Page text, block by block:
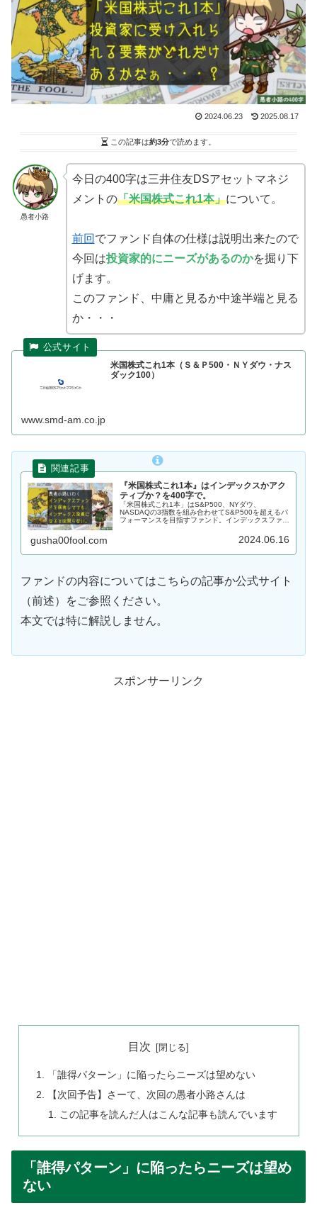
2024.06.23 2025.08.17
この記事は約3分で読めます。
愚者小路
今日の400字は三井住友DSアセットマネジ
メントの「米国株式これ1本」について。
前回 でファンド自体の仕様は説明出来たので
今回は投資家的にニーズがあるのかを掘り下
げます。
このファンド、中庸と見るか中途半端と見る
か・・・
米国株式これ1本（Ｓ＆Ｐ500・ＮＹダウ・ナス
ダック100）
www.smd-am.co.jp
『米国株式これ1本』はインデックスかアク
ティブか？を400字で。
「米国株式これ1本」はS&P500、NYダウ、
NASDAQの3指数を組み合わせてS&P500を超えるパ
フォーマンスを目指すファンド。インデックスファン
てはアクティブファンド。インデックスファンドでア
gusha00fool.com 2024.06.16
ファンドの内容についてはこちらの記事か公式サイト
（前述）をご参照ください。
本文では特に解説しません。
スポンサーリンク
目次
「誰得パターン」に陥ったらニーズは望めない
【次回予告】さーて、次回の愚者小路さんは
この記事を読んだ人はこんな記事も読んでいます
「誰得パターン」に陥ったらニーズは望め
ない